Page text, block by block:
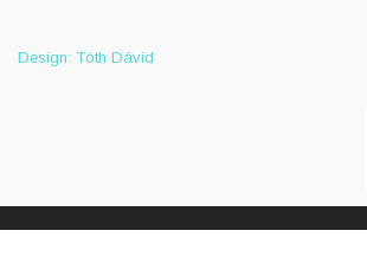
Design: Tóth Dávid